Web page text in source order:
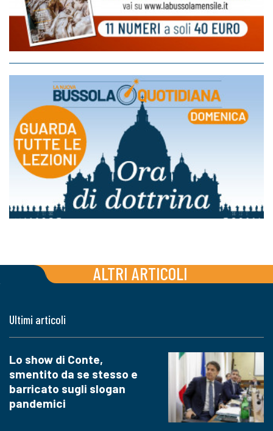
ALTRI ARTICOLI
Ultimi articoli
Lo show di Conte,
smentito da se stesso e
barricato sugli slogan
pandemici